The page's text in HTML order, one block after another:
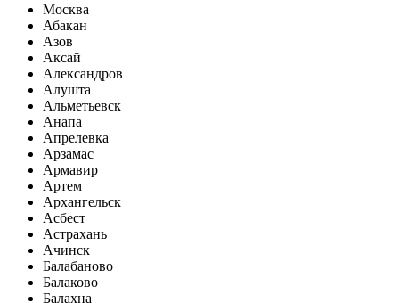
Москва
Абакан
Азов
Аксай
Александров
Алушта
Альметьевск
Анапа
Апрелевка
Арзамас
Армавир
Артем
Архангельск
Асбест
Астрахань
Ачинск
Балабаново
Балаково
Балахна